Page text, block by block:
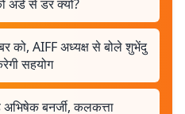
अंडे से डर क्यों?
को, AIFF अध्यक्ष से बोले शुभेंदु
सहयोग
बनर्जी, कलकत्ता